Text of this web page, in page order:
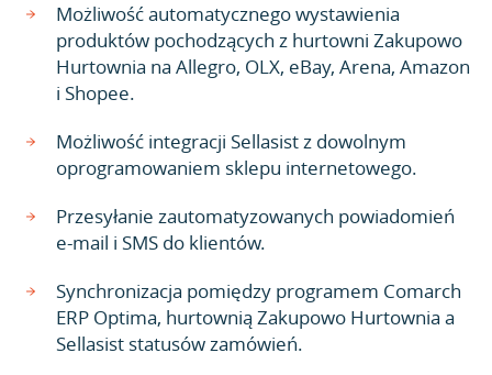
Możliwość automatycznego wystawienia
produktów pochodzących z hurtowni Zakupowo
Hurtownia na Allegro, OLX, eBay, Arena, Amazon
i Shopee.
Możliwość integracji Sellasist z dowolnym
oprogramowaniem sklepu internetowego.
Przesyłanie zautomatyzowanych powiadomień
e-mail i SMS do klientów.
Synchronizacja pomiędzy programem Comarch
ERP Optima, hurtownią Zakupowo Hurtownia a
Sellasist statusów zamówień.